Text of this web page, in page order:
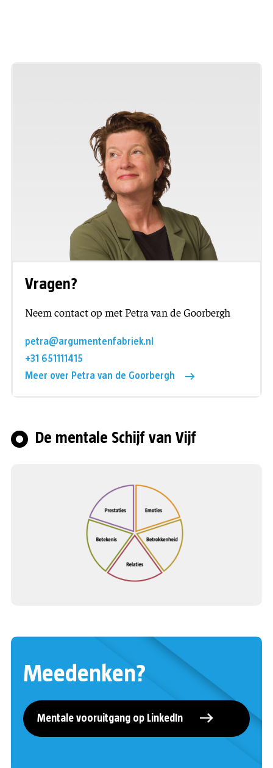
Vragen?
Neem contact op met Petra van de Goorbergh
petra@argumentenfabriek.nl
+31 651111415
Meer over Petra van de Goorbergh
De mentale Schijf van Vijf
Meedenken?
Mentale vooruitgang op LinkedIn